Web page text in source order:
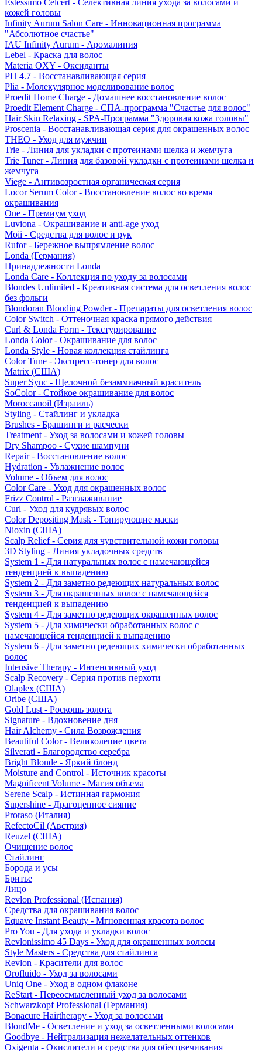
Estessimo Celcert - Селективная линия ухода за волосами и
кожей головы
Infinity Aurum Salon Care - Инновационная программа
"Абсолютное счастье"
IAU Infinity Aurum - Аромалиния
Lebel - Краска для волос
Materia OXY - Оксиданты
PH 4.7 - Восстанавливающая серия
Plia - Молекулярное моделирование волос
Proedit Home Charge - Домашнее восстановление волос
Proedit Element Charge - СПА-программа "Счастье для волос"
Hair Skin Relaxing - SPA-Программа "Здоровая кожа головы"
Proscenia - Восстанавливающая серия для окрашенных волос
THEO - Уход для мужчин
Trie - Линия для укладки с протеинами шелка и жемчуга
Trie Tuner - Линия для базовой укладки с протеинами шелка и
жемчуга
Viege - Антивозростная органическая серия
Locor Serum Color - Восстановление волос во время
окрашивания
One - Премиум уход
Luviona - Окрашивание и anti-age уход
Moii - Средства для волос и рук
Rufor - Бережное выпрямление волос
Londa (Германия)
Принадлежности Londa
Londa Care - Коллекция по уходу за волосами
Blondes Unlimited - Креативная система для осветления волос
без фольги
Blondoran Blonding Powder - Препараты для осветления волос
Color Switch - Оттеночная краска прямого действия
Curl & Londa Form - Текстурирование
Londa Color - Окрашивание для волос
Londa Style - Новая коллекция стайлинга
Color Tune - Экспресс-тонер для волос
Matrix (США)
Super Sync - Щелочной безаммиачный краситель
SoColor - Стойкое окрашивание для волос
Moroccanoil (Израиль)
Styling - Стайлинг и укладка
Brushes - Брашинги и расчески
Treatment - Уход за волосами и кожей головы
Dry Shampoo - Сухие шампуни
Repair - Восстановление волос
Hydration - Увлажнение волос
Volume - Объем для волос
Color Care - Уход для окрашенных волос
Frizz Control - Разглаживание
Curl - Уход для кудрявых волос
Color Depositing Mask - Тонирующие маски
Nioxin (США)
Scalp Relief - Серия для чувствительной кожи головы
3D Styling - Линия укладочных средств
System 1 - Для натуральных волос с намечающейся
тенденцией к выпадению
System 2 - Для заметно редеющих натуральных волос
System 3 - Для окрашенных волос с намечающейся
тенденцией к выпадению
System 4 - Для заметно редеющих окрашенных волос
System 5 - Для химически обработанных волос с
намечающейся тенденцией к выпадению
System 6 - Для заметно редеющих химически обработанных
волос
Intensive Therapy - Интенсивный уход
Scalp Recovery - Серия против перхоти
Olaplex (США)
Oribe (США)
Gold Lust - Роскошь золота
Signature - Вдохновение дня
Hair Alchemy - Сила Возрождения
Beautiful Color - Великолепие цвета
Silverati - Благородство серебра
Bright Blonde - Яркий блонд
Moisture and Control - Источник красоты
Magnificent Volume - Магия объема
Serene Scalp - Истинная гармония
Supershine - Драгоценное сияние
Proraso (Италия)
RefectoCil (Австрия)
Reuzel (США)
Очищение волос
Стайлинг
Борода и усы
Бритье
Лицо
Revlon Professional (Испания)
Средства для окрашивания волос
Equave Instant Beauty - Мгновенная красота волос
Pro You - Для ухода и укладки волос
Revlonissimo 45 Days - Уход для окрашенных волосы
Style Masters - Средства для стайлинга
Revlon - Красители для волос
Orofluido - Уход за волосами
Uniq One - Уход в одном флаконе
ReStart - Переосмысленный уход за волосами
Schwarzkopf Professional (Германия)
Bonacure Hairtherapy - Уход за волосами
BlondMe - Осветление и уход за осветленными волосами
Goodbye - Нейтрализация нежелательных оттенков
Oxigenta - Окислители и средства для обесцвечивания